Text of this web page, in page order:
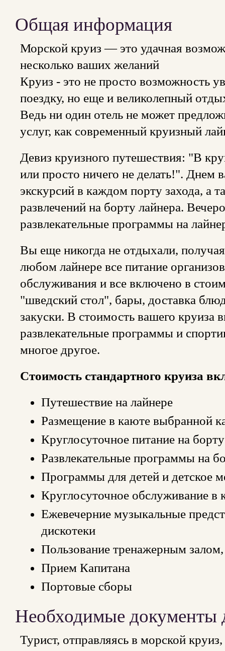
Общая информация
Морской круиз — это удачная
несколько ваших желаний
Круиз - это не просто возможность
поездку, но еще и великолепный
Ведь ни один отель не может
услуг, как современный круизный
Девиз круизного путешествия: "В
или просто ничего не делать!". Днем
экскурсий в каждом порту захода, а
развлечений на борту лайнера.
развлекательные программы на
Вы еще никогда не отдыхали,
любом лайнере все питание
обслуживания и все включено в
"шведский стол", бары, доставка
закуски. В стоимость вашего круиза
развлекательные программы и
многое другое.
Стоимость стандартного круиза
Путешествие на лайнере
Размещение в каюте выбранной
Круглосуточное питание на
Развлекательные программы на
Программы для детей и детское
Круглосуточное обслуживание в
Ежевечерние музыкальные
дискотеки
Пользование тренажерным
Прием Капитана
Портовые сборы
Необходимые документы
Турист, отправляясь в морской